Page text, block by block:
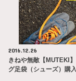
2016.12.26
きねや無敵【MUTEKI
グ足袋（シューズ）購入